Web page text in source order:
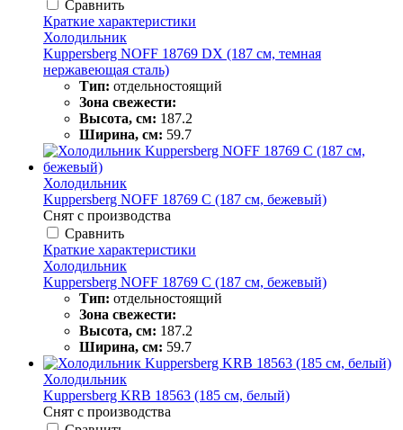
Сравнить
Краткие характеристики
Холодильник
Kuppersberg NOFF 18769 DX (187 см, темная
нержавеющая сталь)
Тип: отдельностоящий
Зона свежести:
Высота, см: 187.2
Ширина, см: 59.7
Холодильник
Kuppersberg NOFF 18769 C (187 см, бежевый)
Снят с производства
Сравнить
Краткие характеристики
Холодильник
Kuppersberg NOFF 18769 C (187 см, бежевый)
Тип: отдельностоящий
Зона свежести:
Высота, см: 187.2
Ширина, см: 59.7
Холодильник
Kuppersberg KRB 18563 (185 см, белый)
Снят с производства